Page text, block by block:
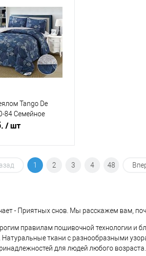
клик
Сравнение
В наличии
Tango De
84 Семейное
/ шт
В корзину
В наличии
1 2 3 4 48
- Приятных снов. Мы расскажем вам,
правилам пошивочной технологии и
ткани с разнообразными
для людей любого возраста.